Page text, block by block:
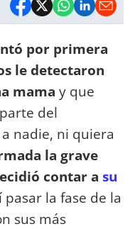
por primera
le detectaron
mama y que
del
nadie, ni quiera
la grave
contar a su
pasar la fase de la
sus más